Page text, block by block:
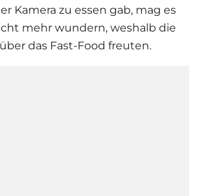
Kamera zu essen gab, mag es
mehr wundern, weshalb die
das Fast-Food freuten.